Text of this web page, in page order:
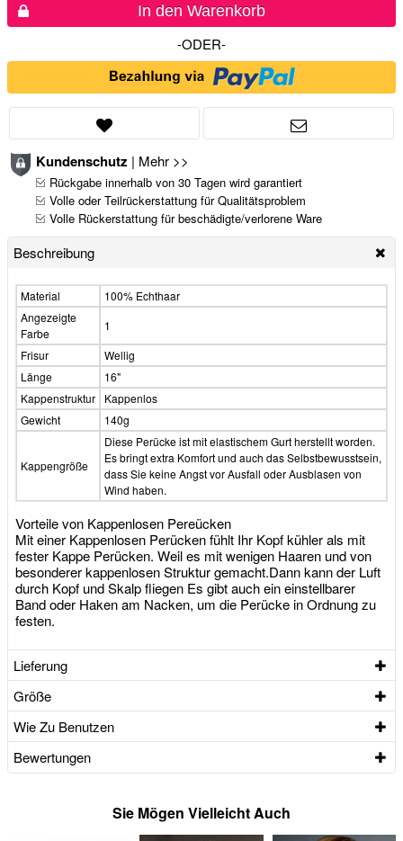
In den Warenkorb
-ODER-
Kundenschutz | Mehr >>
Rückgabe innerhalb von 30 Tagen wird garantiert
Volle oder Teilrückerstattung für Qualitätsproblem
Volle Rückerstattung für beschädigte/verlorene Ware
Beschreibung
Material
100% Echthaar
Angezeigte
Farbe
1
Frisur
Wellig
Länge
16"
Kappenstruktur
Kappenlos
Gewicht
140g
Kappengröße
Diese Perücke ist mit elastischem Gurt herstellt worden.
Es bringt extra Komfort und auch das Selbstbewusstsein,
dass Sie keine Angst vor Ausfall oder Ausblasen von
Wind haben.
Vorteile von Kappenlosen Pereücken
Mit einer Kappenlosen Perücken fühlt Ihr Kopf kühler als mit
fester Kappe Perücken. Weil es mit wenigen Haaren und von
besonderer kappenlosen Struktur gemacht.Dann kann der Luft
durch Kopf und Skalp fliegen Es gibt auch ein einstellbarer
Band oder Haken am Nacken, um die Perücke in Ordnung zu
festen.
Lieferung
Größe
Wie Zu Benutzen
Bewertungen
Sie Mögen Vielleicht Auch